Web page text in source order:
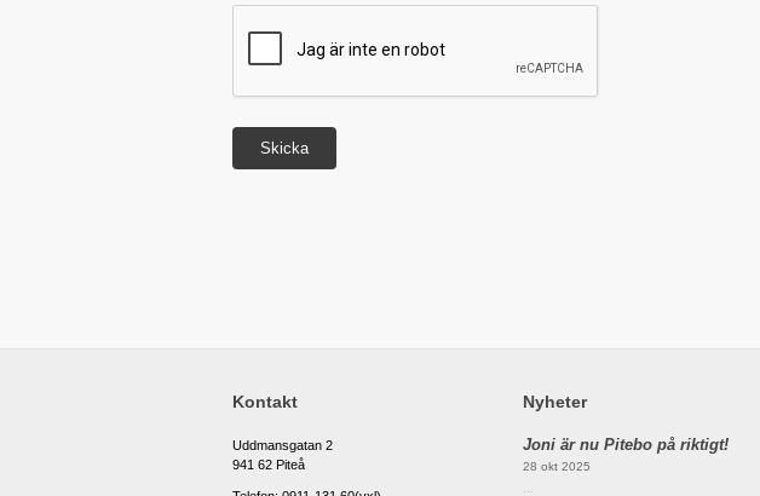
Kontakt
Uddmansgatan 2
941 62 Piteå
Nyheter
Joni är nu Pitebo på riktigt!
28 okt 2025
...